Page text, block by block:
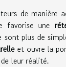
de manière
favorise une
plus de
et ouvre la
leur réalité.